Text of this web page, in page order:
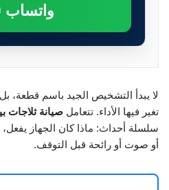
واتساب
لا يبدأ التشخيص الجيد باسم قطعة،
تغير فيها الأداء. تتعامل صيانة ثلاجات
سلسلة أحداث: ماذا كان الجهاز
أو صوت أو رائحة قبل التوقف.